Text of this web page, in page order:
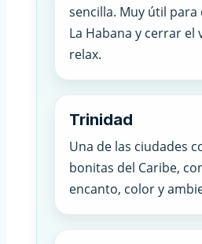
sencilla. Muy útil
La Habana y cerrar el
relax.
Trinidad
Una de las ciudades
bonitas del Caribe,
encanto, color y